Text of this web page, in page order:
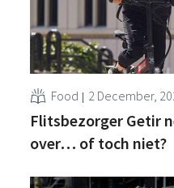
Food 2 December,
Flitsbezorger Getir
over… of toch niet?